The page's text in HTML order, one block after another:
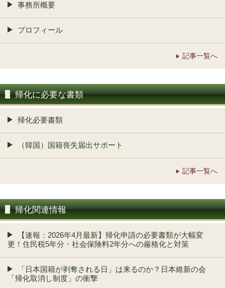
事務所概要
プロフィール
記事一覧へ
帰化に必要な書類
帰化必要書類
（韓国）国籍喪失届出サポート
記事一覧へ
帰化関連情報
【速報：2026年4月最新】帰化申請の必要書類が大幅変
更！住民税5年分・社会保険料2年分への厳格化と対策
「日本国籍が剥奪される日」は来るのか？日本維新の会
「帰化取消し制度」の衝撃